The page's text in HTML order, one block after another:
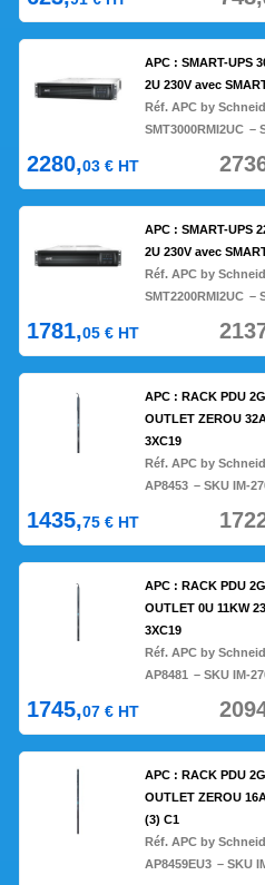
APC : SMART-UPS
2U 230V avec
Réf. APC by
SMT3000RMI2UC –
2280,03 € HT
APC : SMART-UPS
2U 230V avec
Réf. APC by
SMT2200RMI2UC –
1781,05 € HT
APC : RACK PDU
OUTLET ZEROU
3XC19
Réf. APC by
AP8453 – SKU IM-
1435,75 € HT
APC : RACK PDU
OUTLET 0U 11KW
3XC19
Réf. APC by
AP8481 – SKU IM-
1745,07 € HT
APC : RACK PDU
OUTLET ZEROU
(3) C1
Réf. APC by
AP8459EU3 – SKU